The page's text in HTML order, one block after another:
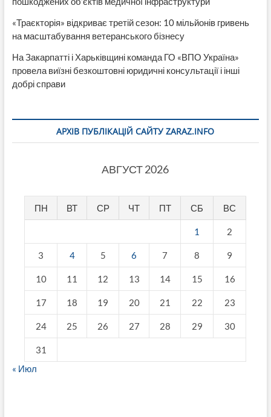
«Траєкторія» відкриває третій сезон: 10 мільйонів гривень
на масштабування ветеранського бізнесу
На Закарпатті і Харьківщині команда ГО «ВПО Україна»
провела виїзні безкоштовні юридичні консультації і інші
добрі справи
АРХІВ ПУБЛІКАЦІЙ САЙТУ ZARAZ.INFO
АВГУСТ 2026
ПН ВТ СР ЧТ ПТ СБ ВС
1 2
3 4 5 6 7 8 9
10 11 12 13 14 15 16
17 18 19 20 21 22 23
24 25 26 27 28 29 30
31
« Июл